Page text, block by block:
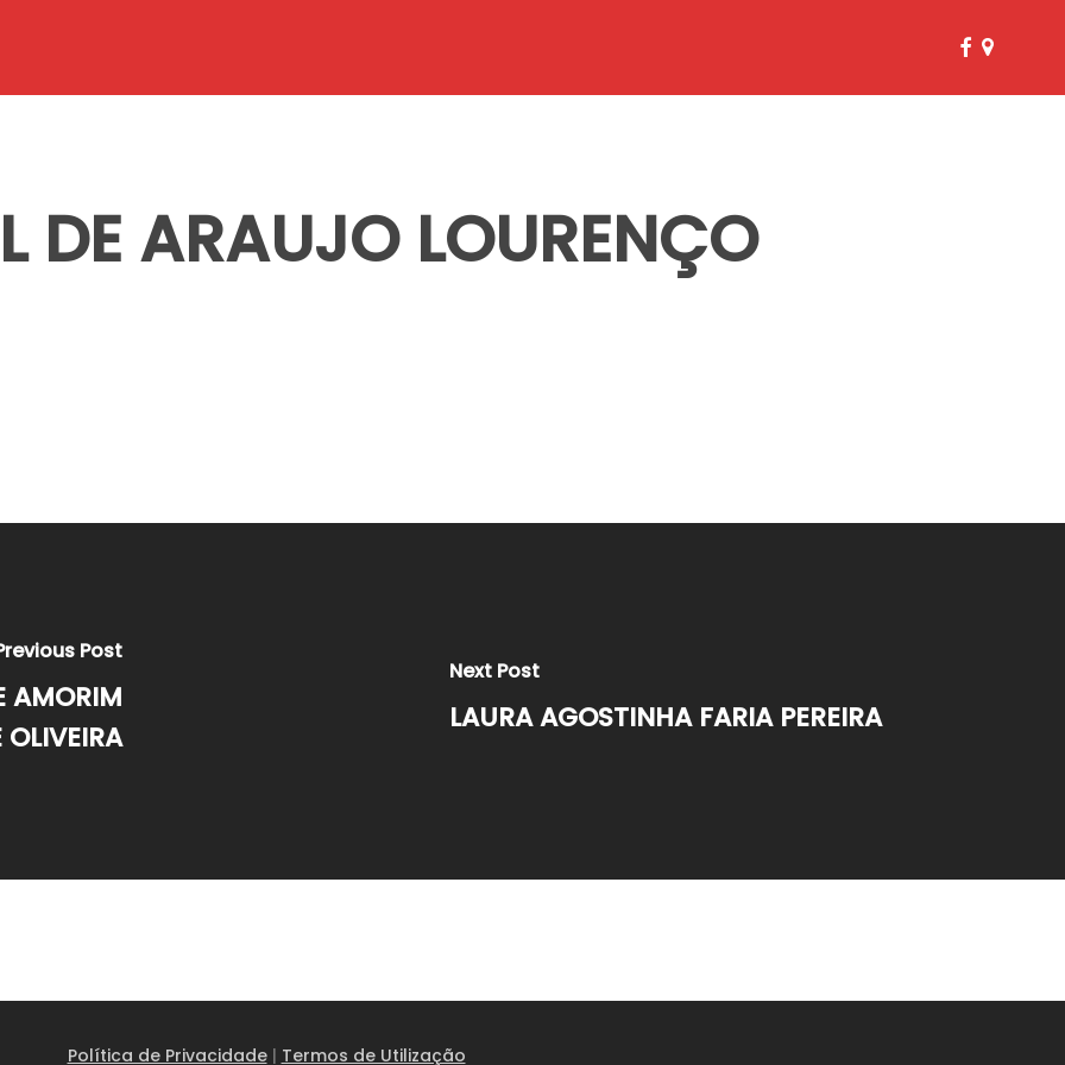
facebook
google-
plus
DE ARAUJO LOURENÇO
Post
AMORIM
OLIVEIRA
Next Post
LAURA AGOSTINHA FARIA PEREIRA
Política de Privacidade| Termos de Utilização